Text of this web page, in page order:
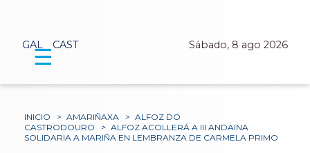
GAL CAST Sábado, 8 ago 2026
☰
INICIO > AMARIÑAXA > ALFOZ DO
CASTRODOURO
> ALFOZ ACOLLERÁ A III ANDAINA
SOLIDARIA A MARIÑA EN LEMBRANZA DE CARMELA PRIMO